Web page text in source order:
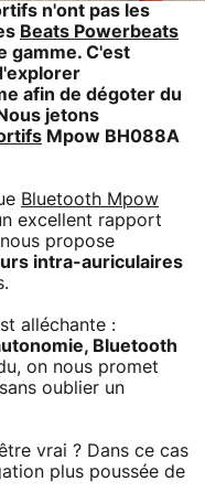
n'ont pas les
Beats Powerbeats
gamme. C'est
afin de dégoter du
jetons
Mpow BH088A
Bluetooth Mpow
excellent rapport
propose
intra-auriculaires
alléchante :
Bluetooth
on nous promet
oublier un
vrai ? Dans ce cas
plus poussée de